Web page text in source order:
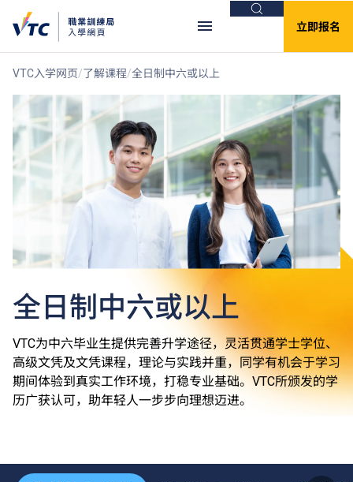
搜索
立即报名
VTC入学网页 了解课程 全日制中六或以上
全日制中六或以上
VTC为中六毕业生提供完善升学途径，灵活贯通学士学位、
高级文凭及文凭课程，理论与实践并重，同学有机会于学习
期间体验到真实工作环境，打稳专业基础。VTC所颁发的学
历广获认可，助年轻人一步步向理想迈进。